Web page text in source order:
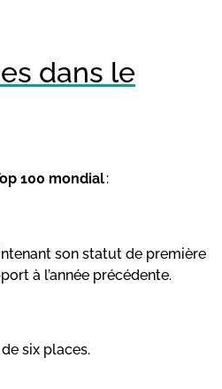
dans le
100 mondial:​
son statut de première
à l’année précédente.
six places.